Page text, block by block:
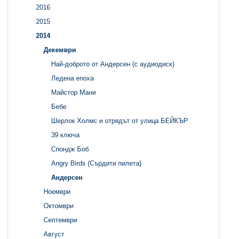
2016
2015
2014
Декември
Най-доброто от Андерсен (с аудиодиск)
Ледена епоха
Майстор Мани
Бебе
Шерлок Холмс и отрядът от улица БЕЙКЪР
39 ключа
Спондж Боб
Angry Birds (Сърдити пилета)
Андерсен
Ноември
Октомври
Септември
Август